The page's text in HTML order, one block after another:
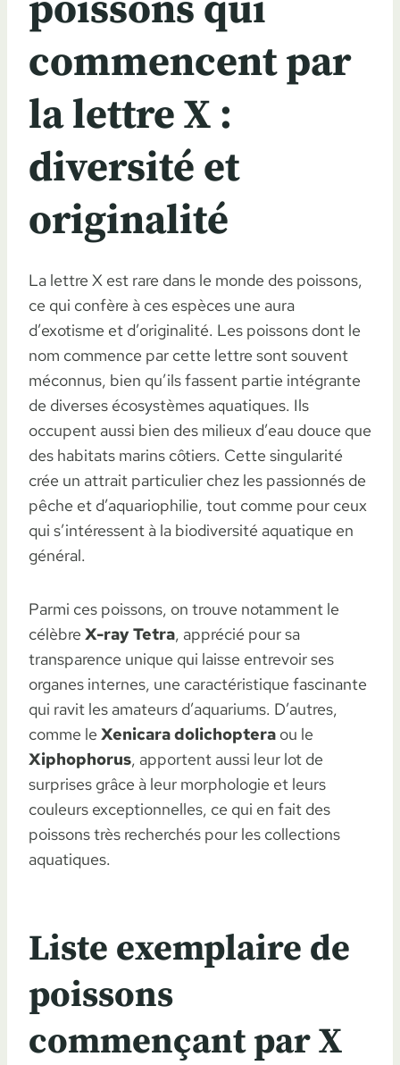
commencent par
la lettre X :
diversité et
originalité
La lettre X est rare dans le monde des poissons,
ce qui confère à ces espèces une aura
d’exotisme et d’originalité. Les poissons dont le
nom commence par cette lettre sont souvent
méconnus, bien qu’ils fassent partie intégrante
de diverses écosystèmes aquatiques. Ils
occupent aussi bien des milieux d’eau douce que
des habitats marins côtiers. Cette singularité
crée un attrait particulier chez les passionnés de
pêche et d’aquariophilie, tout comme pour ceux
qui s’intéressent à la biodiversité aquatique en
général.
Parmi ces poissons, on trouve notamment le
célèbre X-ray Tetra, apprécié pour sa
transparence unique qui laisse entrevoir ses
organes internes, une caractéristique fascinante
qui ravit les amateurs d’aquariums. D’autres,
comme le Xenicara dolichoptera ou le
Xiphophorus, apportent aussi leur lot de
surprises grâce à leur morphologie et leurs
couleurs exceptionnelles, ce qui en fait des
poissons très recherchés pour les collections
aquatiques.
Liste exemplaire de
poissons
commençant par X